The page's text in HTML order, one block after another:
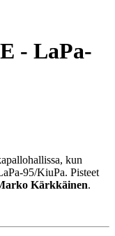
- LaPa-
kun
95/KiuPa. Pisteet
Kärkkäinen.